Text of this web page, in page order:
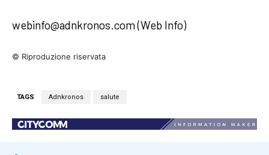
webinfo@adnkronos.com (Web Info)
© Riproduzione riservata
TAGS Adnkronos salute